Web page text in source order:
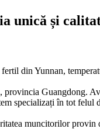
unică și
din Yunnan,
Guangdong.
specializați în tot
muncitorilor